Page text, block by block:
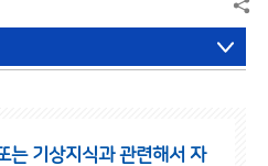
는 기상지식과 관련해서 자